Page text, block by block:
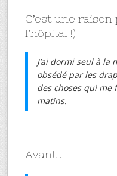
C’est une
l’hôpital !)
J’ai dormi seul à la
obsédé par les
des choses qui me
matins.
Avant !